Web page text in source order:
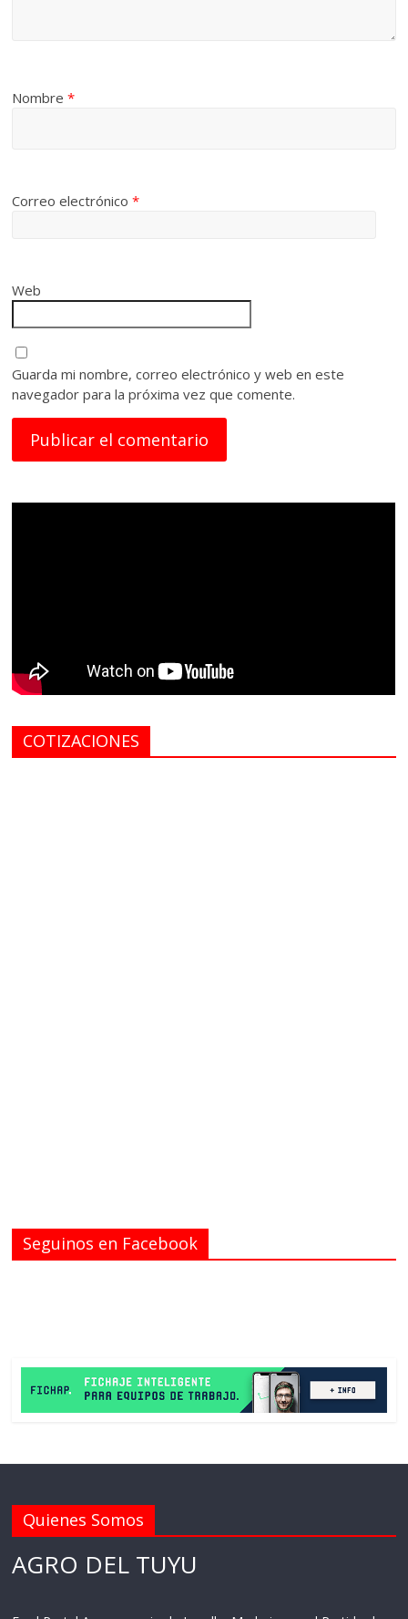
Nombre*
Correo electrónico*
Web
Guarda mi nombre, correo electrónico y web en este
navegador para la próxima vez que comente.
COTIZACIONES
Seguinos en Facebook
Quienes Somos
AGRO DEL TUYU